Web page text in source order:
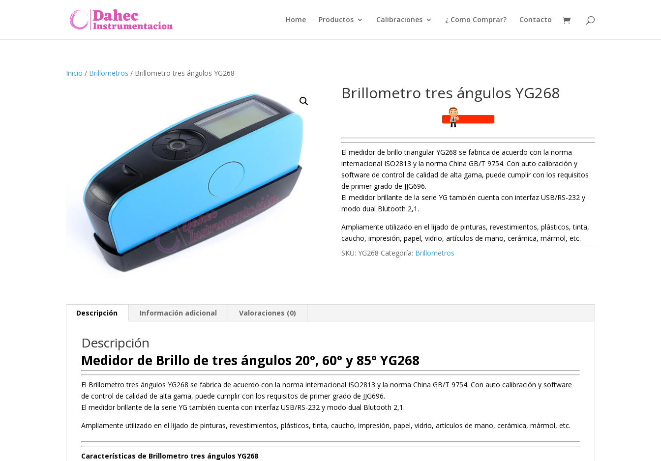
Home Productos Calibraciones ¿ Como Comprar? Contacto
Inicio / Brillometros / Brillometro tres ángulos YG268
Brillometro tres ángulos YG268
El medidor de brillo triangular YG268 se fabrica de acuerdo con la norma
internacional ISO2813 y la norma China GB/T 9754. Con auto calibración y
software de control de calidad de alta gama, puede cumplir con los requisitos
de primer grado de JJG696.
El medidor brillante de la serie YG también cuenta con interfaz USB/RS-232 y
modo dual Blutooth 2,1.
Ampliamente utilizado en el lijado de pinturas, revestimientos, plásticos, tinta,
caucho, impresión, papel, vidrio, artículos de mano, cerámica, mármol, etc.
SKU: YG268 Categoría: Brillometros
Descripción Información adicional Valoraciones (0)
Descripción
Medidor de Brillo de tres ángulos 20°, 60° y 85° YG268
El Brillometro tres ángulos YG268 se fabrica de acuerdo con la norma internacional ISO2813 y la norma China GB/T 9754. Con auto calibración y software
de control de calidad de alta gama, puede cumplir con los requisitos de primer grado de JJG696.
El medidor brillante de la serie YG también cuenta con interfaz USB/RS-232 y modo dual Blutooth 2,1.
Ampliamente utilizado en el lijado de pinturas, revestimientos, plásticos, tinta, caucho, impresión, papel, vidrio, artículos de mano, cerámica, mármol, etc.
Características de Brillometro tres ángulos YG268